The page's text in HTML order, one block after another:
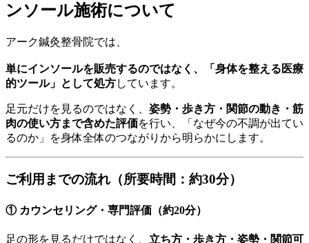
ンソール施術について
アーク鍼灸整骨院では、
単にインソールを販売するのではなく、「身体を整える医療
的ツール」として処方しています。
足元だけを見るのではなく、 姿勢・歩き方・関節の動き・筋
肉の使い方まで含めた評価を行い、「なぜ今の不調が出てい
るのか」を身体全体のつながりから明らかにします。
ご利用までの流れ（所要時間：約30分）
① カウンセリング・専門評価（約20分）
足の形を見るだけではなく、 立ち方・歩き方・姿勢・関節可